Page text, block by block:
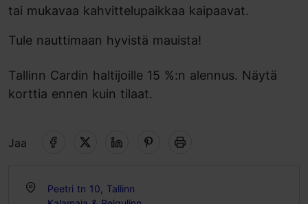
tai mukavaa kahvittelupaikkaa kaipaavat.
Tule nauttimaan hyvistä mauista!
Tallinn Cardin haltijoille 15 %:n alennus. Näytä
korttia ennen kuin tilaat.
Jaa
Peetri tn 10, Tallinn